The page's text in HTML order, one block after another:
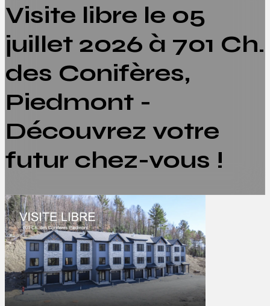
Visite libre le 05
juillet 2026 à 701 Ch.
des Conifères,
Piedmont -
Découvrez votre
futur chez-vous !